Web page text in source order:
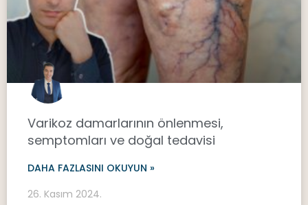
Varikoz damarlarının önlenmesi,
semptomları ve doğal tedavisi
DAHA FAZLASINI OKUYUN »
26. Kasım 2024.